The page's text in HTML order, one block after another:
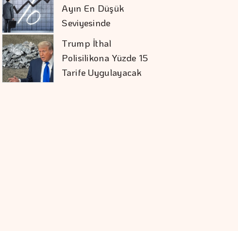
Ayın En Düşük
Seviyesinde
Trump İthal
Polisilikona Yüzde 15
Tarife Uygulayacak